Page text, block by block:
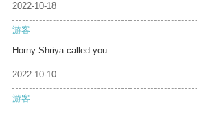
2022-10-18
游客
Horny Shriya called you
2022-10-10
游客